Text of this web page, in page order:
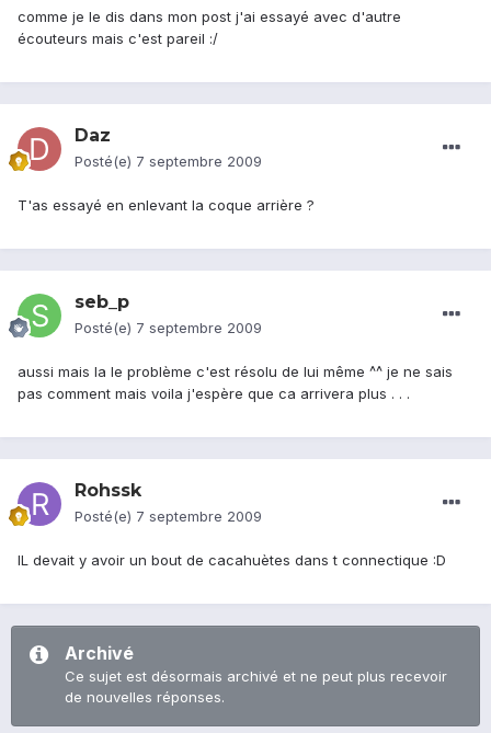
comme je le dis dans mon post j'ai essayé avec d'autre
écouteurs mais c'est pareil :/
Daz
Posté(e) 7 septembre 2009
T'as essayé en enlevant la coque arrière ?
seb_p
Posté(e) 7 septembre 2009
aussi mais la le problème c'est résolu de lui même ^^ je ne sais
pas comment mais voila j'espère que ca arrivera plus . . .
Rohssk
Posté(e) 7 septembre 2009
IL devait y avoir un bout de cacahuètes dans t connectique :D
Archivé
Ce sujet est désormais archivé et ne peut plus recevoir
de nouvelles réponses.